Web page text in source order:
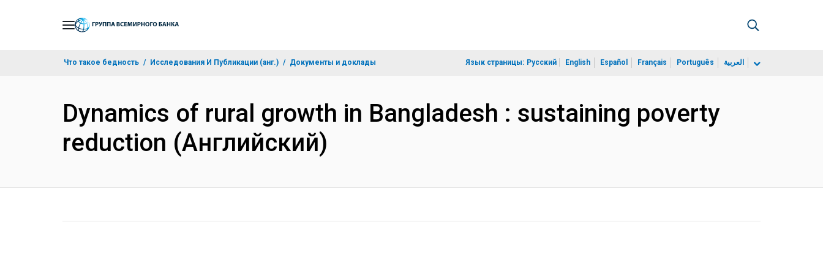
Что такое бедность Исследования И Публикации (анг.) Документы и доклады Язык страницы: Русский English Español Français Português العربية
Dynamics of rural growth in Bangladesh : sustaining poverty
reduction (Английский)